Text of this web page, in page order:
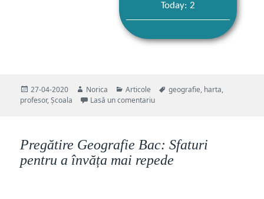
Today: 2
Publicat
pe
27-04-2020 Autor
Norica Categorii
Articole Etichete
geografie, harta,
profesor,Școala Lasă un comentariula 10 imagini amuzante despre
Pregătire Geografie Bac: Sfaturi
pentru a învăța mai repede